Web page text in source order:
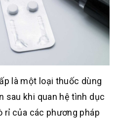
là một loại thuốc dùng
sau khi quan hệ tình dục
rỉ của các phương pháp